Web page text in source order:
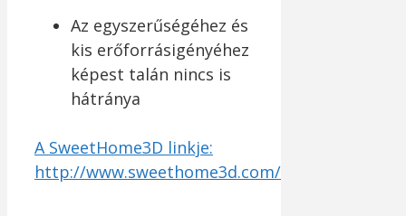
Az egyszerűségéhez és
kis erőforrásigényéhez
képest talán nincs is
hátránya
A SweetHome3D linkje:
http://www.sweethome3d.com/